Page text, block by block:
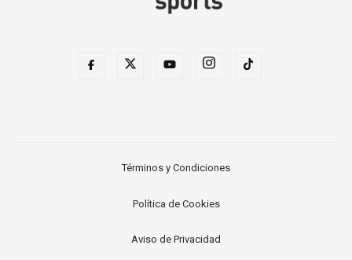
Términos y Condiciones
Política de Cookies
Aviso de Privacidad